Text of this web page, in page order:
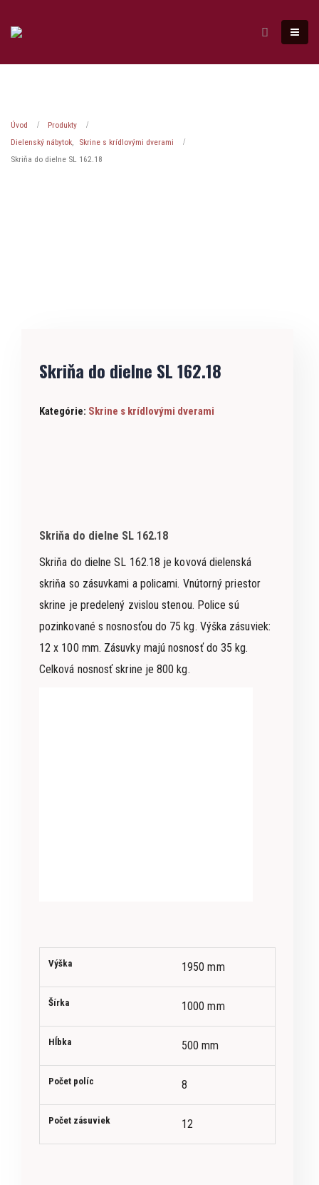
Úvod
Produkty
Dielenský nábytok
Skrine s krídlovými dverami
Skriňa do dielne SL 162.18
Skriňa do dielne SL 162.18
Kategórie: Skrine s krídlovými dverami
Skriňa do dielne SL 162.18
Skriňa do dielne SL 162.18 je kovová dielenská
skriňa so zásuvkami a policami. Vnútorný priestor
skrine je predelený zvislou stenou. Police sú
pozinkované s nosnosťou do 75 kg. Výška zásuviek:
12 x 100 mm. Zásuvky majú nosnosť do 35 kg.
Celková nosnosť skrine je 800 kg.
Výška 1950 mm
Šírka 1000 mm
Hĺbka 500 mm
Počet políc 8
Počet zásuviek 12